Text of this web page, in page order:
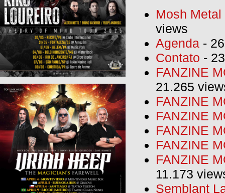
Mosh
views
Agenda -
Contato -
FANZINE
21.265
FANZINE
FANZINE
FANZINE
FANZINE
FANZINE
11.173
Semblant